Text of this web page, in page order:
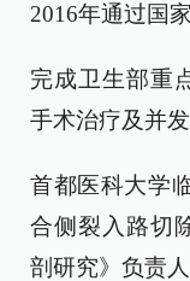
2016年通过国
完成卫生部重
手术治疗及并发
首都医科大学
合侧裂入路切
剖研究》负责人